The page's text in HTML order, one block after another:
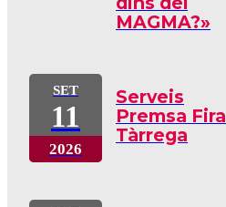
MAGMA?»
Serveis
Premsa Fira
Tàrrega
11
SET
2026